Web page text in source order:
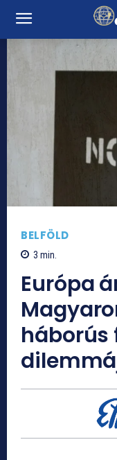
BELFÖLD
3 min.
Európa
háborús